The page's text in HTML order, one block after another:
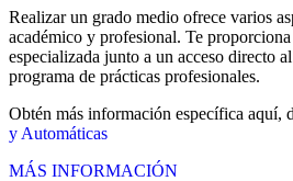
Realizar un grado medio ofrece varios
académico y profesional. Te
especializada junto a un acceso directo
programa de prácticas profesionales.
Obtén más información específica aquí,
y Automáticas
MÁS INFORMACIÓN